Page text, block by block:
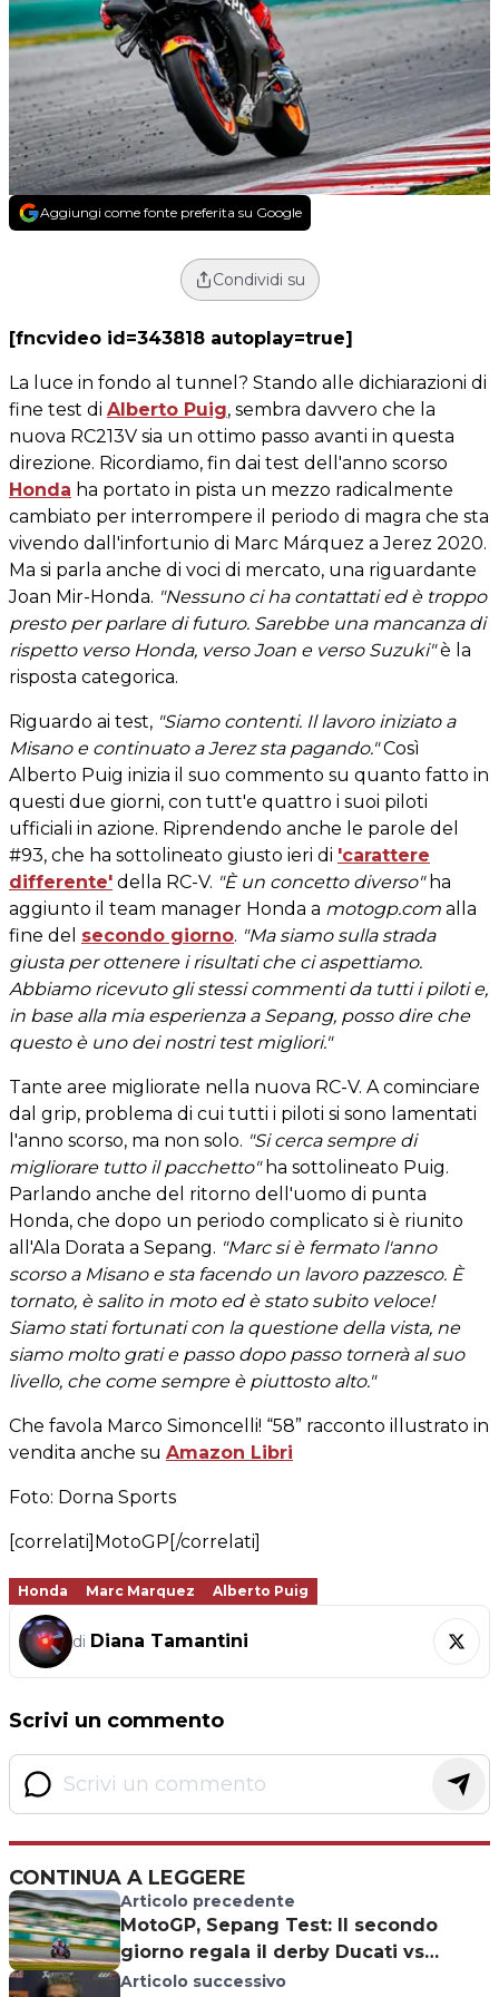
Aggiungi come fonte preferita su Google
Condividi su
[fncvideo id=343818 autoplay=true]
La luce in fondo al tunnel? Stando alle dichiarazioni di
fine test di Alberto Puig, sembra davvero che la
nuova RC213V sia un ottimo passo avanti in questa
direzione. Ricordiamo, fin dai test dell'anno scorso
Honda ha portato in pista un mezzo radicalmente
cambiato per interrompere il periodo di magra che sta
vivendo dall'infortunio di Marc Márquez a Jerez 2020.
Ma si parla anche di voci di mercato, una riguardante
Joan Mir-Honda. "Nessuno ci ha contattati ed è troppo
presto per parlare di futuro. Sarebbe una mancanza di
rispetto verso Honda, verso Joan e verso Suzuki"è la
risposta categorica.
Riguardo ai test, "Siamo contenti. Il lavoro iniziato a
Misano e continuato a Jerez sta pagando."Così
Alberto Puig inizia il suo commento su quanto fatto in
questi due giorni, con tutt'e quattro i suoi piloti
ufficiali in azione. Riprendendo anche le parole del
#93, che ha sottolineato giusto ieri di 'carattere
differente' della RC-V. "È un concetto diverso"ha
aggiunto il team manager Honda a motogp.com alla
fine del secondo giorno. "Ma siamo sulla strada
giusta per ottenere i risultati che ci aspettiamo.
Abbiamo ricevuto gli stessi commenti da tutti i piloti e,
in base alla mia esperienza a Sepang, posso dire che
questo è uno dei nostri test migliori."
Tante aree migliorate nella nuova RC-V. A cominciare
dal grip, problema di cui tutti i piloti si sono lamentati
l'anno scorso, ma non solo. "Si cerca sempre di
migliorare tutto il pacchetto"ha sottolineato Puig.
Parlando anche del ritorno dell'uomo di punta
Honda, che dopo un periodo complicato si è riunito
all'Ala Dorata a Sepang. "Marc si è fermato l'anno
scorso a Misano e sta facendo un lavoro pazzesco. È
tornato, è salito in moto ed è stato subito veloce!
Siamo stati fortunati con la questione della vista, ne
siamo molto grati e passo dopo passo tornerà al suo
livello, che come sempre è piuttosto alto."
Che favola Marco Simoncelli! “58” racconto illustrato in
vendita anche su Amazon Libri
Foto: Dorna Sports
[correlati]MotoGP[/correlati]
Honda Marc Marquez Alberto Puig
di Diana Tamantini
Scrivi un commento
CONTINUA A LEGGERE
Articolo precedente
MotoGP, Sepang Test: Il secondo
giorno regala il derby Ducati vs
Aprilia
Articolo successivo